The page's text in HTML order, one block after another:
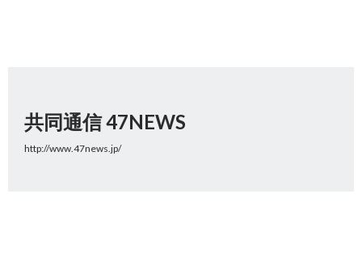
共同通信 47NEWS
http://www.47news.jp/